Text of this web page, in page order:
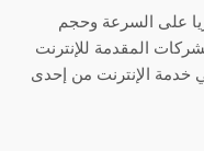
على السرعة وحجم
المقدمة للإنترنت
خدمة الإنترنت من إحدى